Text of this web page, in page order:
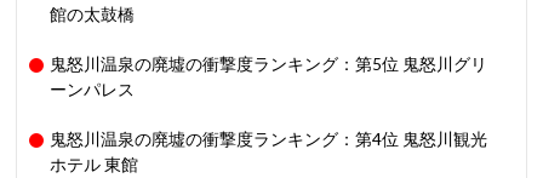
館の太鼓橋
鬼怒川温泉の廃墟の衝撃度ランキング：第5位 鬼怒川グリ
ーンパレス
鬼怒川温泉の廃墟の衝撃度ランキング：第4位 鬼怒川観光
ホテル 東館